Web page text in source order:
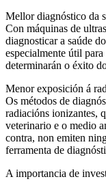
Mellor diagnóstico da
Con máquinas de
diagnosticar a saúde
especialmente útil
determinarán o éxito
Menor exposición á
Os métodos de
radiacións ionizantes,
veterinario e o medio
contra, non emiten
ferramenta de
A importancia de